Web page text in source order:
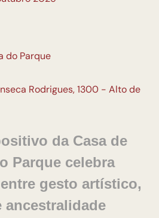
do Parque
Rodrigues, 1300 - Alto de
da Casa de
Parque celebra
entre gesto artístico,
ancestralidade